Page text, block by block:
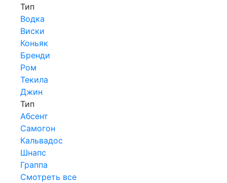
Тип
Водка
Виски
Коньяк
Бренди
Ром
Текила
Джин
Тип
Абсент
Самогон
Кальвадос
Шнапс
Граппа
Смотреть все